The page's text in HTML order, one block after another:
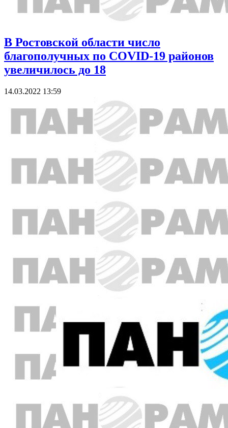
В Ростовской области число
благополучных по COVID-19 районов
увеличилось до 18
14.03.2022 13:59